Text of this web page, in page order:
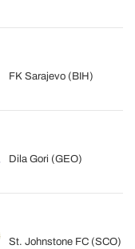
FK Sarajevo (BIH)
Dila Gori (GEO)
St. Johnstone FC (SCO)